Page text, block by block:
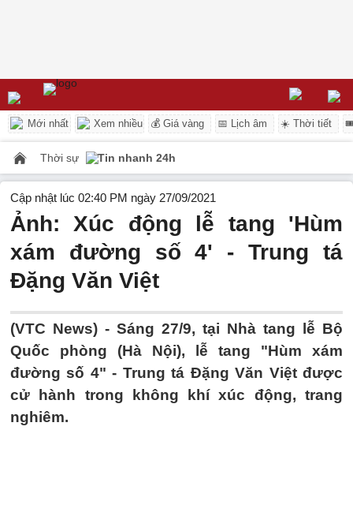
Mới nhất Xem nhiều 💰 Giá vàng 📅 Lịch âm ☀️ Thời tiết
Thời sự Tin nhanh 24h
Cập nhật lúc 02:40 PM ngày 27/09/2021
Ảnh: Xúc động lễ tang 'Hùm
xám đường số 4' - Trung tá
Đặng Văn Việt
(VTC News) - Sáng 27/9, tại Nhà tang lễ Bộ
Quốc phòng (Hà Nội), lễ tang "Hùm xám
đường số 4" - Trung tá Đặng Văn Việt được
cử hành trong không khí xúc động, trang
nghiêm.